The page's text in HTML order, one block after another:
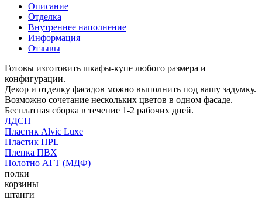
Описание
Отделка
Внутреннее наполнение
Информация
Отзывы
Готовы изготовить шкафы-купе любого размера и
конфигурации.
Декор и отделку фасадов можно выполнить под вашу задумку.
Возможно сочетание нескольких цветов в одном фасаде.
Бесплатная сборка в течение 1-2 рабочих дней.
ЛДСП
Пластик Alvic Luxe
Пластик HPL
Пленка ПВХ
Полотно АГТ (МДФ)
полки
корзины
штанги